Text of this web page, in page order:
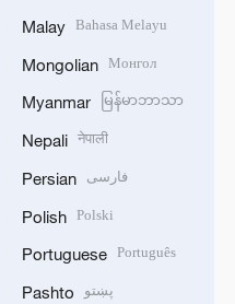
Malay Bahasa Melayu
Mongolian Монгол
Myanmar မြန်မာဘာသာ
Nepali नेपाली
Persian فارسی
Polish Polski
Portuguese Português
Pashto پښتو